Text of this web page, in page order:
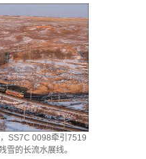
SS7C 0098牵引7519
雪的长流水展线。